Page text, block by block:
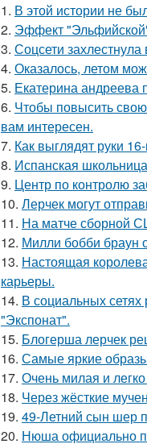
1. В этой истории не
2. Эффект
3. Соцсети
4. Оказалось, летом
5. Екатерина андреева
6. Чтобы повысить
вам интересен.
7. Как выглядят руки
8. Испанская
9. Центр по контролю
10. Лерчек могут
11. На матче сборной
12. Милли бобби браун
13. Настоящая
карьеры.
14. В социальных сетях
"Экспонат".
15. Блогерша лерчек
16. Самые яркие
17. Очень милая и
18. Через жёсткие
19. 49-Летний сын шер
20. Нюша официально